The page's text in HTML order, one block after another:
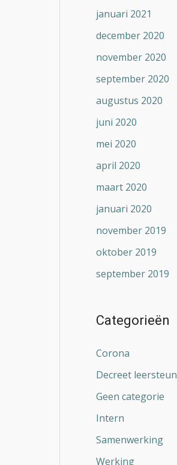
januari 2021
december 2020
november 2020
september 2020
augustus 2020
juni 2020
mei 2020
april 2020
maart 2020
januari 2020
november 2019
oktober 2019
september 2019
Categorieën
Corona
Decreet leersteun
Geen categorie
Intern
Samenwerking
Werking